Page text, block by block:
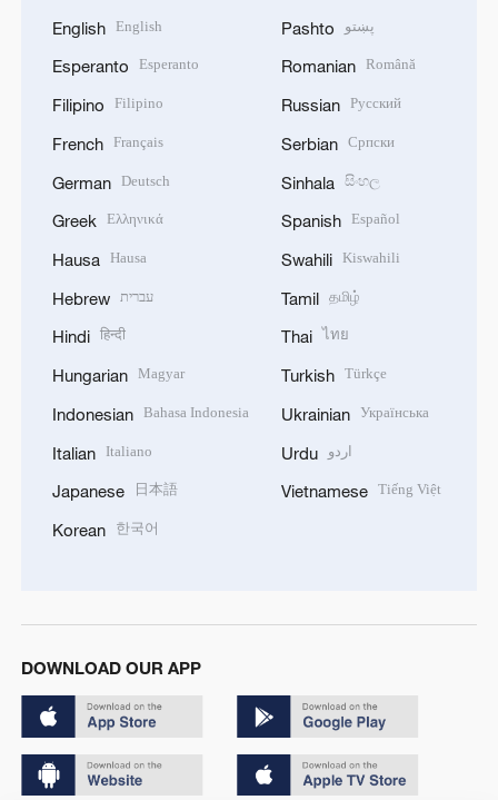
English English
Esperanto Esperanto
Filipino Filipino
French Français
German Deutsch
Greek Ελληνικά
Hausa Hausa
Hebrew עברית
Hindi हिन्दी
Hungarian Magyar
Indonesian Bahasa Indonesia
Italian Italiano
Japanese 日本語
Korean 한국어
Pashto پښتو
Romanian Română
Russian Русский
Serbian Српски
Sinhala සිංහල
Spanish Español
Swahili Kiswahili
Tamil தமிழ்
Thai ไทย
Turkish Türkçe
Ukrainian Українська
Urdu اردو
Vietnamese Tiếng Việt
DOWNLOAD OUR APP